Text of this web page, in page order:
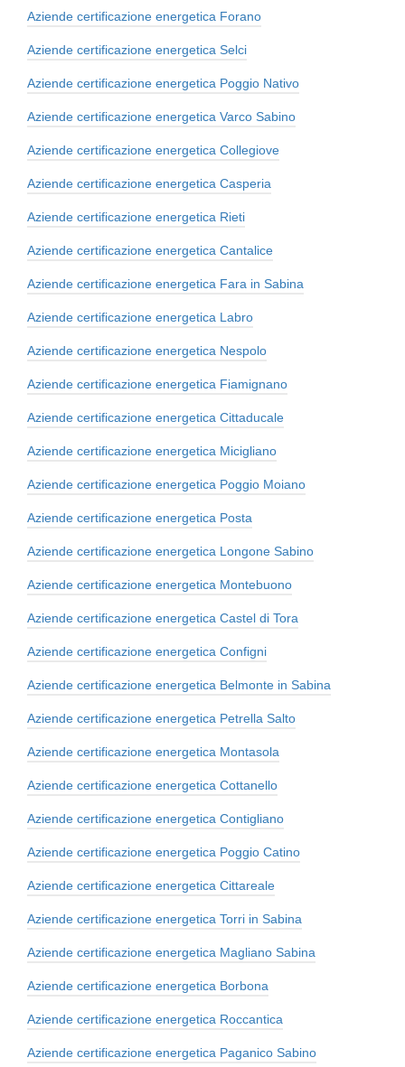
Aziende certificazione energetica Forano
Aziende certificazione energetica Selci
Aziende certificazione energetica Poggio Nativo
Aziende certificazione energetica Varco Sabino
Aziende certificazione energetica Collegiove
Aziende certificazione energetica Casperia
Aziende certificazione energetica Rieti
Aziende certificazione energetica Cantalice
Aziende certificazione energetica Fara in Sabina
Aziende certificazione energetica Labro
Aziende certificazione energetica Nespolo
Aziende certificazione energetica Fiamignano
Aziende certificazione energetica Cittaducale
Aziende certificazione energetica Micigliano
Aziende certificazione energetica Poggio Moiano
Aziende certificazione energetica Posta
Aziende certificazione energetica Longone Sabino
Aziende certificazione energetica Montebuono
Aziende certificazione energetica Castel di Tora
Aziende certificazione energetica Configni
Aziende certificazione energetica Belmonte in Sabina
Aziende certificazione energetica Petrella Salto
Aziende certificazione energetica Montasola
Aziende certificazione energetica Cottanello
Aziende certificazione energetica Contigliano
Aziende certificazione energetica Poggio Catino
Aziende certificazione energetica Cittareale
Aziende certificazione energetica Torri in Sabina
Aziende certificazione energetica Magliano Sabina
Aziende certificazione energetica Borbona
Aziende certificazione energetica Roccantica
Aziende certificazione energetica Paganico Sabino